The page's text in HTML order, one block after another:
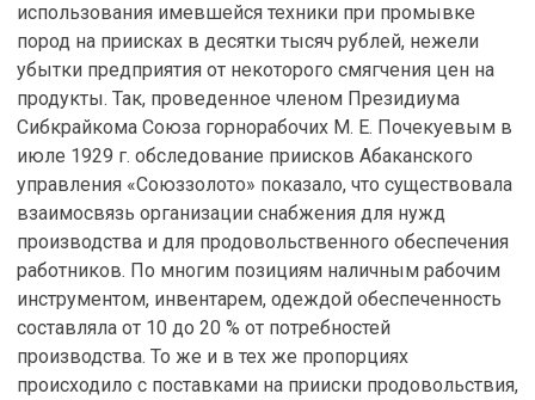
использования имевшейся техники при промывке
пород на приисках в десятки тысяч рублей, нежели
убытки предприятия от некоторого смягчения цен на
продукты. Так, проведенное членом Президиума
Сибкрайкома Союза горнорабочих М. Е. Почекуевым в
июле 1929 г. обследование приисков Абаканского
управления «Союззолото» показало, что существовала
взаимосвязь организации снабжения для нужд
производства и для продовольственного обеспечения
работников. По многим позициям наличным рабочим
инструментом, инвентарем, одеждой обеспеченность
составляла от 10 до 20 % от потребностей
производства. То же и в тех же пропорциях
происходило с поставками на прииски продовольствия,